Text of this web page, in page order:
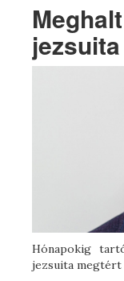
jezsuita
Hónapokig
jezsuita megtért